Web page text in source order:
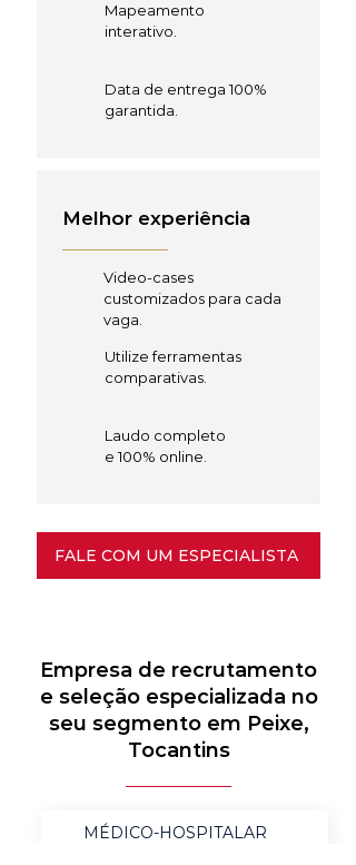
Mapeamento
interativo.
Data de entrega 100%
garantida.
Melhor experiência
Video-cases
customizados para cada
vaga.
Utilize ferramentas
comparativas.
Laudo completo
e 100% online.
FALE COM UM ESPECIALISTA
Empresa de recrutamento
e seleção especializada no
seu segmento em Peixe,
Tocantins
MÉDICO-HOSPITALAR